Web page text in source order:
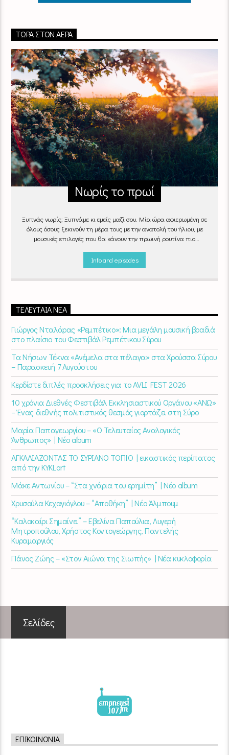
ΤΏΡΑ ΣΤΟΝ ΑΈΡΑ
Νωρίς το πρωί
Ξυπνάς νωρίς; Ξυπνάμε κι εμείς μαζί σου. Μία ώρα αφιερωμένη σε
όλους όσους ξεκινούν τη μέρα τους με την ανατολή του ήλιου, με
μουσικές επιλογές που θα κάνουν την πρωινή ρουτίνα πιο
06:00 - 07:00 στον Empneusi 107 FM
Info and episodes
ΤΕΛΕΥΤΑΊΑ ΝΈΑ
Γιώργος Νταλάρας «Ρεμπέτικο»: Μια μεγάλη μουσική βραδιά
στο πλαίσιο του Φεστιβάλ Ρεμπέτικου Σύρου
Τα Νήσων Τέκνα «Ανέμελα στα πέλαγα» στα Χρούσσα Σύρου
– Παρασκευή 7 Αυγούστου
Κερδίστε διπλές προσκλήσεις για το AVLI FEST 2026
10 χρόνια Διεθνές Φεστιβάλ Εκκλησιαστικού Οργάνου «ΑΝΩ»
– Ένας διεθνής πολιτιστικός θεσμός γιορτάζει στη Σύρο​
Μαρία Παπαγεωργίου – «Ο Τελευταίος Αναλογικός
Άνθρωπος» | Νέο album
ΑΓΚΑΛΙΑΖΟΝΤΑΣ ΤΟ ΣΥΡΙΑΝΟ ΤΟΠΙΟ | εικαστικός περίπατος
από την KYKLart
Μάκε Αντωνίου – “Στα χνάρια του ερημίτη” | Νέο album
Χρυσούλα Κεχαγιόγλου – “Αποθήκη” | Νέο Άλμπουμ
“Καλοκαίρι Σημαίνει” – Εβελίνα Παπούλια, Λυγερή
Μητροπούλου, Χρήστος Κοντογεώργης, Παντελής
Κυραμαργιός
Πάνος Ζώης – «Στον Αιώνα της Σιωπής» | Νέα κυκλοφορία
Σελίδες
ΕΠΙΚΟΙΝΩΝΊΑ